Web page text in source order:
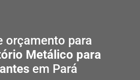
orçamento para
Metálico para
em Pará